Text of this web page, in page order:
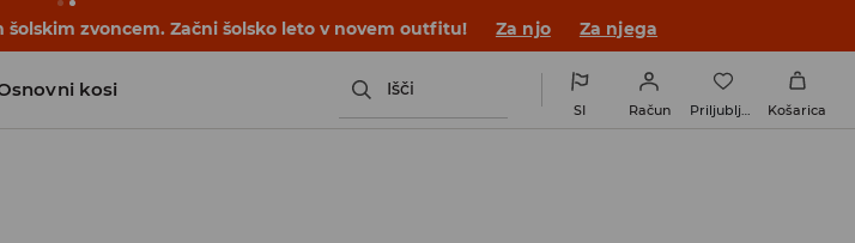
šolskim zvoncem. Začni šolsko leto v novem outfitu! Za njo Za njega
kosi Išči
SI Račun Priljubljene Košarica